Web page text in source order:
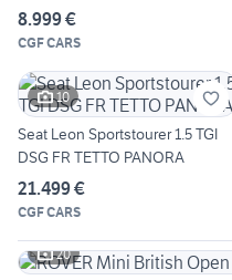
8.999 €
CGF CARS
10
Seat Leon Sportstourer 1.5 TGI
DSG FR TETTO PANORA
21.499 €
CGF CARS
20